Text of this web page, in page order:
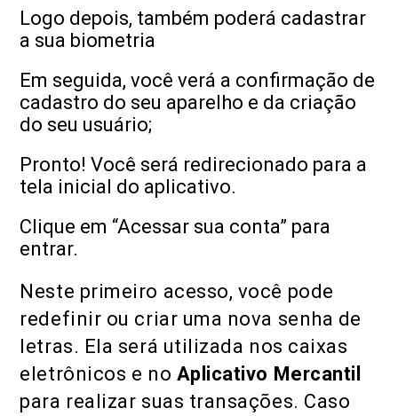
Logo depois, também poderá cadastrar
a sua biometria
Em seguida, você verá a confirmação de
cadastro do seu aparelho e da criação
do seu usuário;
Pronto! Você será redirecionado para a
tela inicial do aplicativo.
Clique em “Acessar sua conta” para
entrar.
Neste primeiro acesso, você pode
redefinir ou criar uma nova senha de
letras. Ela será utilizada nos caixas
eletrônicos e no Aplicativo Mercantil
para realizar suas transações. Caso